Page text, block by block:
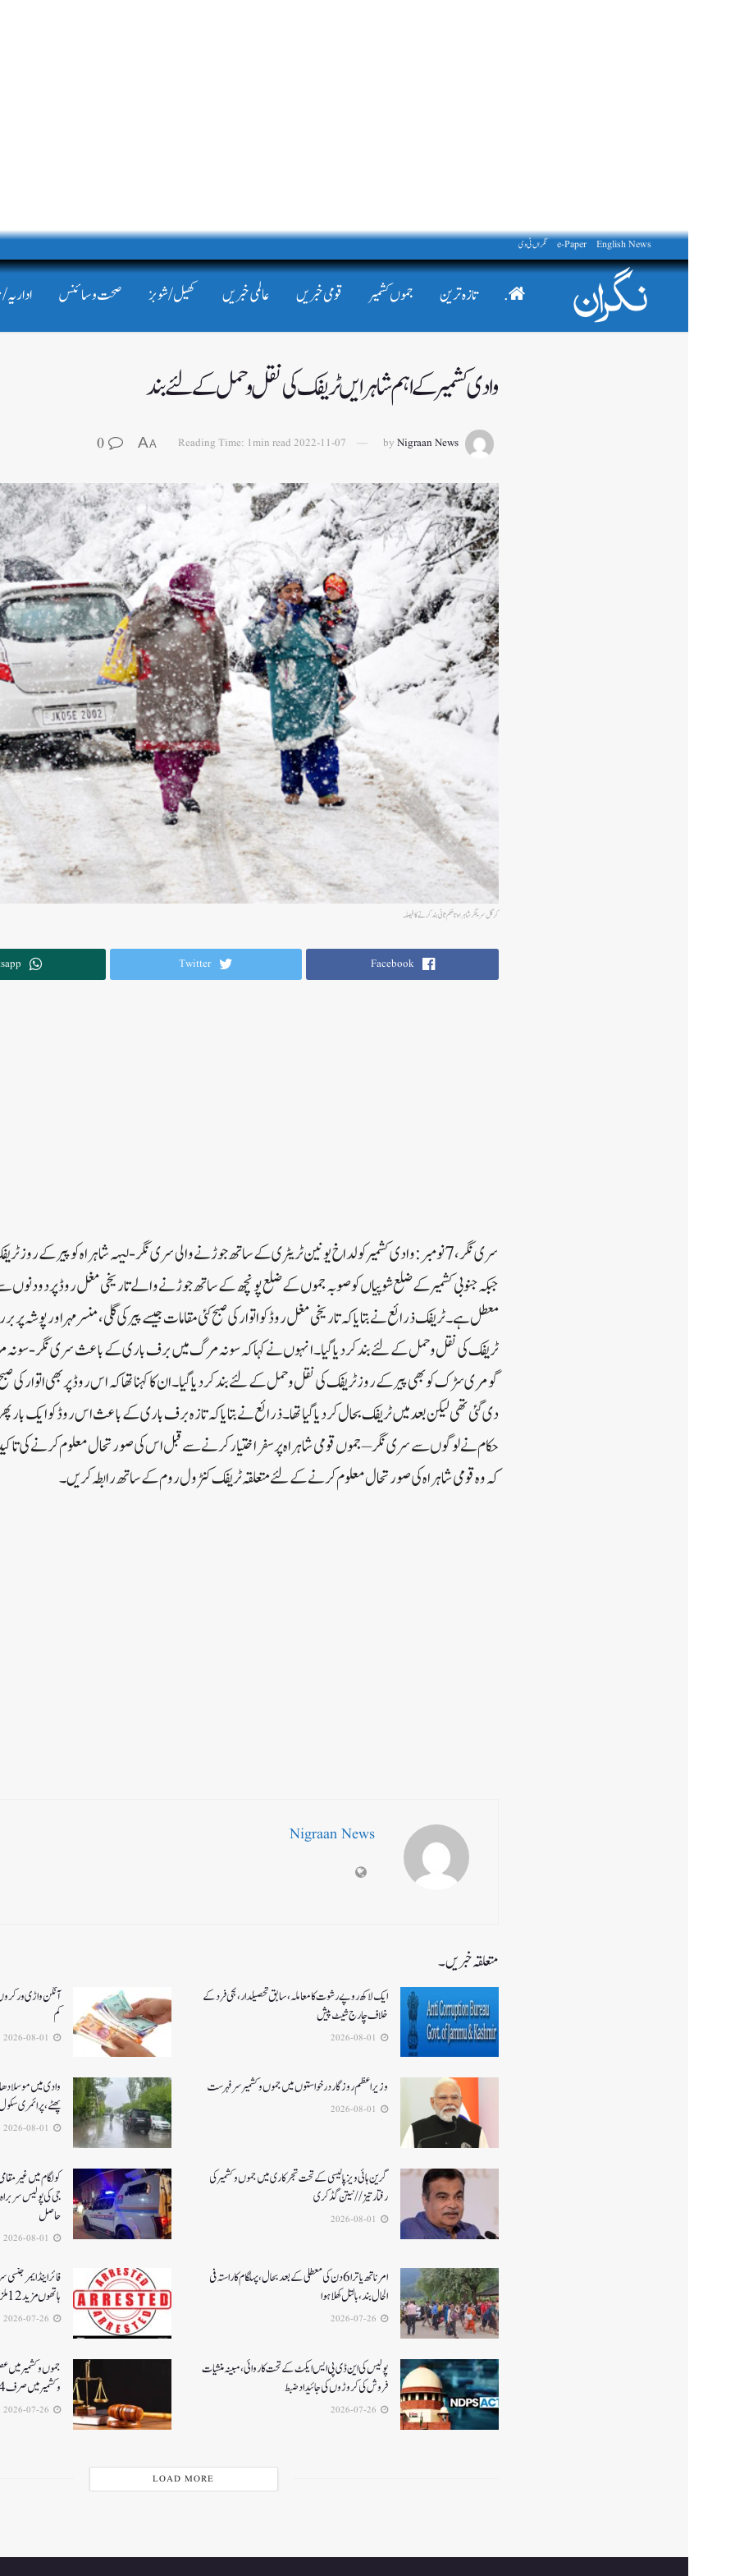
English News
e-Paper نگراں ٹی وی
. تازہ ترین جموں کشمیر قومی خبریں عالمی خبریں کھیل/شوبز صحت و سائنس
وادی کشمیر کے اہم شاہرایں ٹریفک کی نقل و حمل کے لئے بند
by Nigraan News
2022-11-07
Reading Time: 1min read
A
A
کرگل سرینگر شاہراہ تاحکم ثانی بند کرنے کافیصلہ
Facebook
Twitter
سری نگر،7 نومبر :وادی کشمیر کو لداخ یونین ٹریٹری کے ساتھ جوڑنے والی سری نگر- لیہہ شاہراہ کو پیر کے روز
جبکہ جنوبی کشمیر کے ضلع شوپیاں کو صوبہ جموں کے ضلع پونچھ کے ساتھ جوڑنے والے تاریخی مغل روڈ پر دو
معطل ہے۔ٹریفک ذرائع نے بتایا کہ تاریخی مغل روڈ کو اتوار کی صبح کئی مقامات جیسے پیر کی گلی، منسر مہر اور پوشہ
ٹریفک کی نقل و حمل کے لئے بند کر دیا گیا۔انہوں نے کہا کہ سونہ مرگ میں برف باری کے باعث سری نگر-
گومری سڑک کو بھی پیر کے روز ٹریفک کی نقل و حمل کے لئے بند کر دیا گیا۔ان کا کہنا تھا کہ اس روڈ پر بھی اتوار کی
دی گئی تھی لیکن بعد میں ٹریفک بحال کر دیا گیا تھا۔ذرائع نے بتایا کہ تازہ برف باری کے باعث اس روڈ کو ایک بار
حکام نے لوگوں سے سری نگر – جموں قومی شاہراہ پر سفر اختیار کرنے سے قبل اس کی صورتحال معلوم کرنے کی
کہ وہ قومی شاہراہ کی صورتحال معلوم کرنے کے لئے متعلقہ ٹریفک کنٹرول روم کے ساتھ رابطہ کریں۔
Nigraan News
متعلقہ خبریں۔
ایک لاکھ روپے رشوت کا معاملہ،سابق تحصیلدار، نجی فرد کے
خلاف چارج شیٹ پیش
آنگن واڑی ورکروں
کم
وزیر اعظم روزگار درخواستوں میں جموں و کشمیر سرفہرست
وادی میں
پھٹے، پرائمری
گرین ہائی ویز پالیسی کے تحت شجرکاری میں جموں و کشمیر کی
رفتار تیز// نیتن گڈکری
جی کی پولیس
حاصل
امرناتھ یاترا 6دن کی معطلی کے بعد بحال،پہلگام کا راستہ فی
الحال بند، بالتل کھلا ہوا
فائر اینڈ
ہاتھوں مزید 12 ملزمان گرفتار
پولیس کی این ڈی پی ایس ایکٹ کے تحت کاروائی، مبینہ منشیات
فروش کی کروڑوں کی جائیداد ضبط
جموں و کشمیر میں
و کشمیر میں صرف 4 فاسٹ ٹریک سپیشل عدالتیں فعال
LOAD MORE